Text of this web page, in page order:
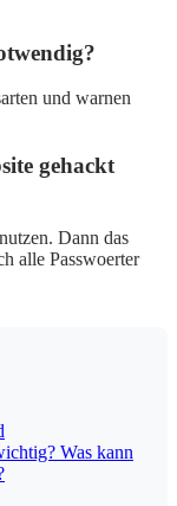
und warnen
gehackt
Dann das
alle Passwoerter
Was kann